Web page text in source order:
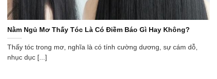
Nằm Ngủ Mơ Thấy Tóc Là Có Điềm Báo Gì Hay Không?
Thấy tóc trong mơ, nghĩa là có tính cường dương, sự cám dỗ,
nhục dục [...]